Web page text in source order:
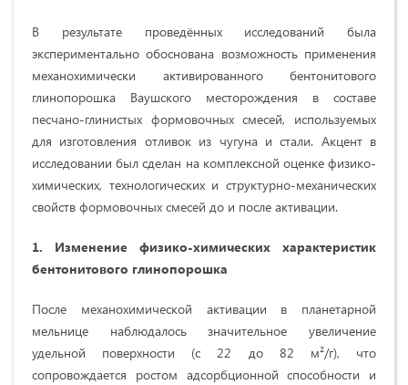
В результате проведённых исследований была
экспериментально обоснована возможность применения
механохимически активированного бентонитового
глинопорошка Ваушского месторождения в составе
песчано-глинистых формовочных смесей, используемых
для изготовления отливок из чугуна и стали. Акцент в
исследовании был сделан на комплексной оценке физико-
химических, технологических и структурно-механических
свойств формовочных смесей до и после активации.
1. Изменение физико-химических характеристик
бентонитового глинопорошка
После механохимической активации в планетарной
мельнице наблюдалось значительное увеличение
удельной поверхности (с 22 до 82 м²/г), что
сопровождается ростом адсорбционной способности и